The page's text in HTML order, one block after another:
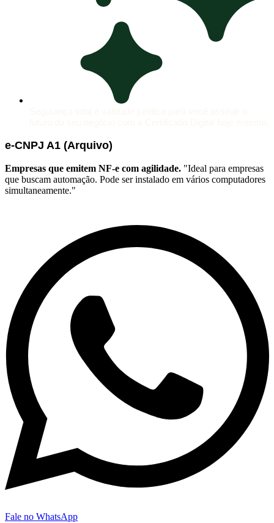
e-CNPJ A1 (Arquivo)
Empresas que emitem NF-e com agilidade. "Ideal para empresas
que buscam automação. Pode ser instalado em vários computadores
simultaneamente."
Fale no WhatsApp